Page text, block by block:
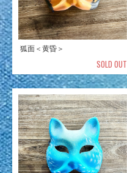
狐面＜黄昏＞
SOLD OUT